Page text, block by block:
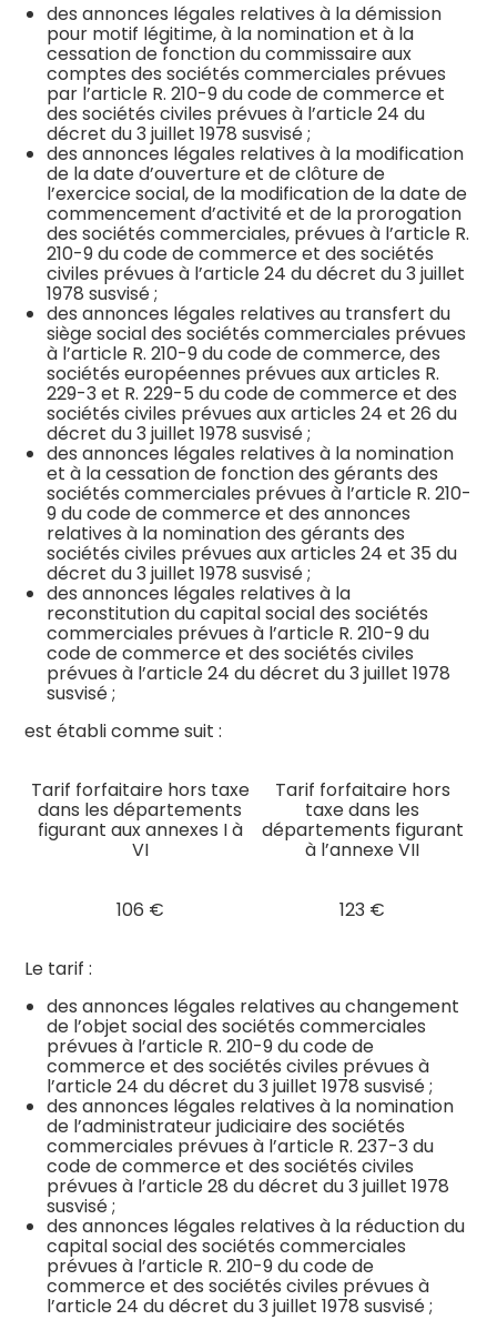
des annonces légales relatives à la démission
pour motif légitime, à la nomination et à la
cessation de fonction du commissaire aux
comptes des sociétés commerciales prévues
par l’article R. 210-9 du code de commerce et
des sociétés civiles prévues à l’article 24 du
décret du 3 juillet 1978 susvisé ;
des annonces légales relatives à la modification
de la date d’ouverture et de clôture de
l’exercice social, de la modification de la date de
commencement d’activité et de la prorogation
des sociétés commerciales, prévues à l’article R.
210-9 du code de commerce et des sociétés
civiles prévues à l’article 24 du décret du 3 juillet
1978 susvisé ;
des annonces légales relatives au transfert du
siège social des sociétés commerciales prévues
à l’article R. 210-9 du code de commerce, des
sociétés européennes prévues aux articles R.
229-3 et R. 229-5 du code de commerce et des
sociétés civiles prévues aux articles 24 et 26 du
décret du 3 juillet 1978 susvisé ;
des annonces légales relatives à la nomination
et à la cessation de fonction des gérants des
sociétés commerciales prévues à l’article R. 210-
9 du code de commerce et des annonces
relatives à la nomination des gérants des
sociétés civiles prévues aux articles 24 et 35 du
décret du 3 juillet 1978 susvisé ;
des annonces légales relatives à la
reconstitution du capital social des sociétés
commerciales prévues à l’article R. 210-9 du
code de commerce et des sociétés civiles
prévues à l’article 24 du décret du 3 juillet 1978
susvisé ;
est établi comme suit :
Tarif forfaitaire hors taxe
dans les départements
figurant aux annexes I à
VI
Tarif forfaitaire hors
taxe dans les
départements figurant
à l’annexe VII
106 € 123 €
Le tarif :
des annonces légales relatives au changement
de l’objet social des sociétés commerciales
prévues à l’article R. 210-9 du code de
commerce et des sociétés civiles prévues à
l’article 24 du décret du 3 juillet 1978 susvisé ;
des annonces légales relatives à la nomination
de l’administrateur judiciaire des sociétés
commerciales prévues à l’article R. 237-3 du
code de commerce et des sociétés civiles
prévues à l’article 28 du décret du 3 juillet 1978
susvisé ;
des annonces légales relatives à la réduction du
capital social des sociétés commerciales
prévues à l’article R. 210-9 du code de
commerce et des sociétés civiles prévues à
l’article 24 du décret du 3 juillet 1978 susvisé ;